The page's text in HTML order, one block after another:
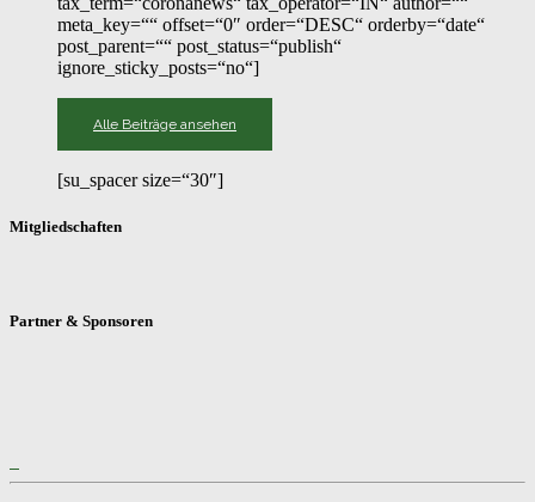
meta_key=““ offset=“0″ order=“DESC“ orderby=“date“
post_parent=““ post_status=“publish“
ignore_sticky_posts=“no“]
Alle Beiträge ansehen
[su_spacer size=“30″]
Mitgliedschaften
Partner & Sponsoren